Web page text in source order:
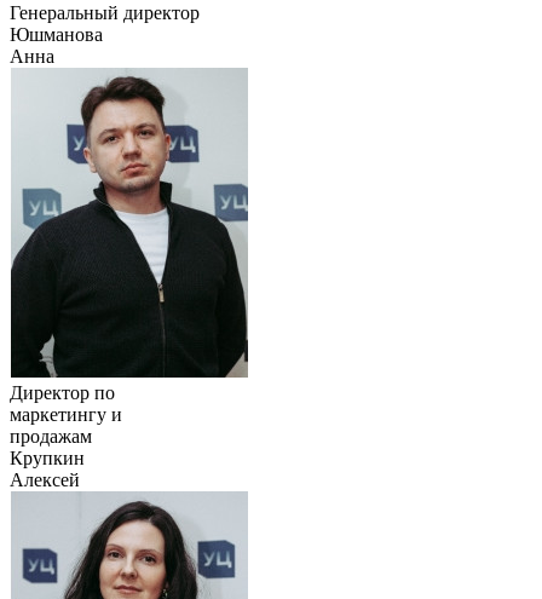
Генеральный директор
Юшманова
Анна
Директор по
маркетингу и
продажам
Крупкин
Алексей